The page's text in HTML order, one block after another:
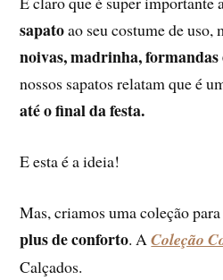
sapatoao seu costume de uso,
noivas, madrinha,
nossos sapatos relatam que é
até o final da festa.
E esta é a ideia!
Mas, criamos uma coleção
plus de conforto. AColeção
Calçados.